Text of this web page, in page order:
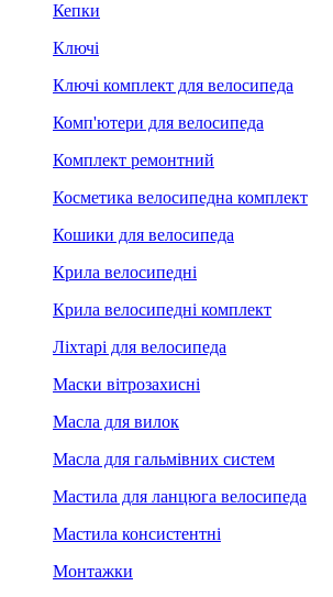
Кепки
Ключі
Ключі комплект для велосипеда
Комп'ютери для велосипеда
Комплект ремонтний
Косметика велосипедна комплект
Кошики для велосипеда
Крила велосипедні
Крила велосипедні комплект
Ліхтарі для велосипеда
Маски вітрозахисні
Масла для вилок
Масла для гальмівних систем
Мастила для ланцюга велосипеда
Мастила консистентні
Монтажки